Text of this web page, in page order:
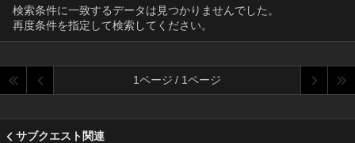
検索条件に一致するデータは見つかりませんでした。
再度条件を指定して検索してください。
1ページ / 1ページ
サブクエスト関連